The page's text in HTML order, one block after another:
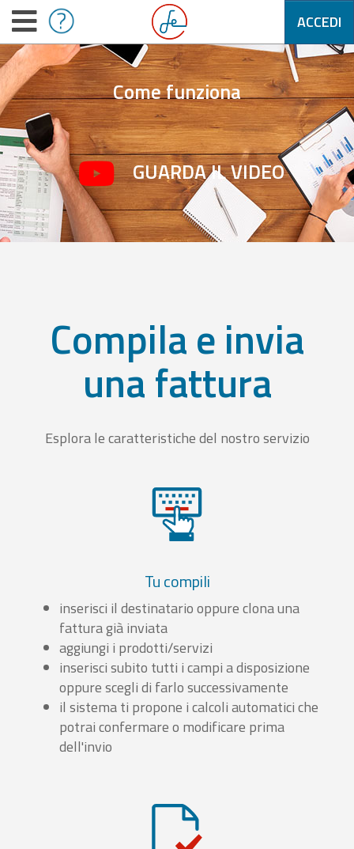
ACCEDI
Come funziona
GUARDA IL VIDEO
Compila e invia
una fattura
Esplora le caratteristiche del nostro servizio
Tu compili
inserisci il destinatario oppure clona una
fattura già inviata
aggiungi i prodotti/servizi
inserisci subito tutti i campi a disposizione
oppure scegli di farlo successivamente
il sistema ti propone i calcoli automatici che
potrai confermare o modificare prima
dell'invio